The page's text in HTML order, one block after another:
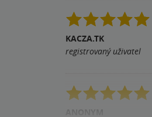
KACZA.TK
registrovaný uživatel